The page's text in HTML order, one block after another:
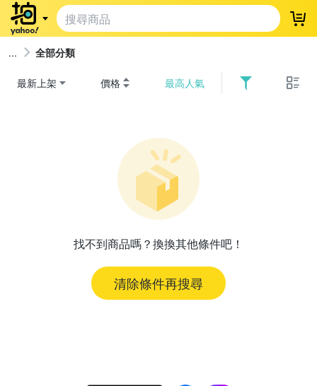
登
全部分類
最新上架 價格 最高人氣
找不到商品嗎？換換其他條件吧！
清除條件再搜尋